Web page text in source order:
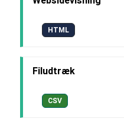
HTML
Filudtræk
CSV